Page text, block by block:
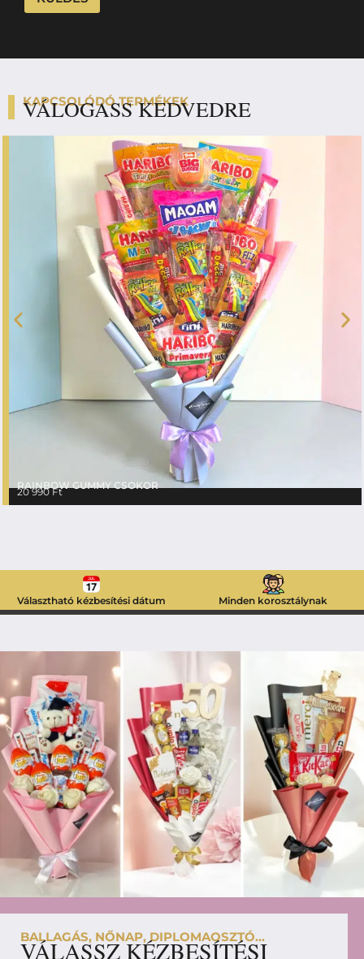
KAPCSOLÓDÓ TERMÉKEK
VÁLOGASS KEDVEDRE
RAINBOW GUMMY CSOKOR
20 990Ft
Választható kézbesítési dátum Minden korosztálynak
BALLAGÁS, NŐNAP, DIPLOMAOSZTÓ...
VÁLASSZ KÉZBESÍTÉSI